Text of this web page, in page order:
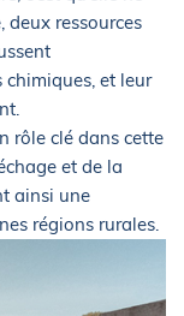
deux ressources
chimiques, et leur
rôle clé dans cette
et de la
ainsi une
régions rurales.